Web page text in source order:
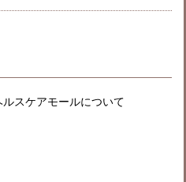
スケアモールについて